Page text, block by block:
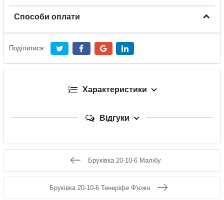
Способи оплати
Поділитися:
Характеристики
Відгуки
Бруківка 20-10-6 Малібу
Бруківка 20-10-6 Тенеріфе Ф'южн